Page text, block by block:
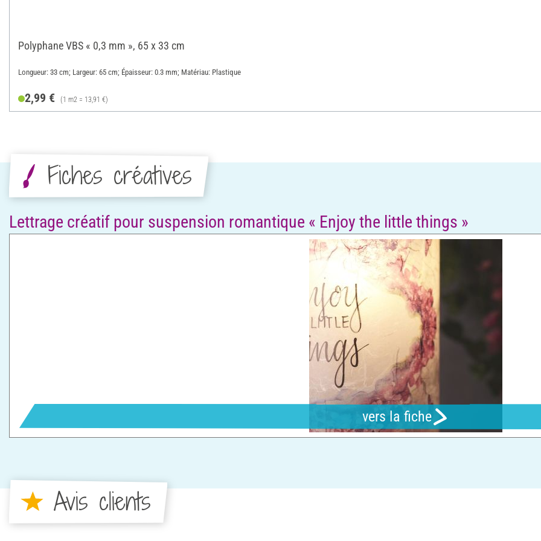
Polyphane VBS « 0,3 mm », 65 x 33 cm
Longueur: 33 cm; Largeur: 65 cm; Épaisseur: 0.3 mm; Matériau: Plastique
2,99 € (1 m2 = 13,91 €)
Fiches créatives
Lettrage créatif pour suspension romantique « Enjoy the little things »
vers la fiche
Avis clients